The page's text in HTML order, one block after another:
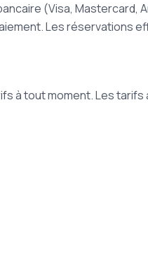
(Visa, Mastercard,
Les réservations
à tout moment. Les